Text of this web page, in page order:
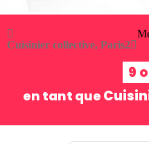
Cuisinier collective, Paris2
9
en tant que